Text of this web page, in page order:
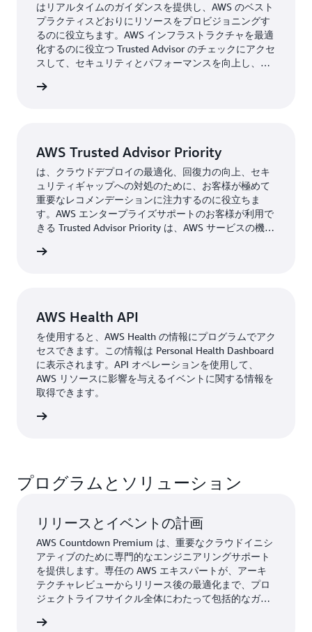
はリアルタイムのガイダンスを提供し、AWS のベスト
プラクティスどおりにリソースをプロビジョニングす
るのに役立ちます。AWS インフラストラクチャを最適
化するのに役立つ Trusted Advisor のチェックにアクセ
スして、セキュリティとパフォーマンスを向上し、総
す。
AWS Trusted Advisor Priority
は、クラウドデプロイの最適化、回復力の向上、セキ
ュリティギャップへの対処のために、お客様が極めて
重要なレコメンデーションに注力するのに役立ちま
す。AWS エンタープライズサポートのお客様が利用で
きる Trusted Advisor Priority は、AWS サービスの機械
チームからの優先順位付けされたコンテキストに基づ
AWS Health API
を使用すると、AWS Health の情報にプログラムでアク
セスできます。この情報は Personal Health Dashboard
に表示されます。API オペレーションを使用して、
AWS リソースに影響を与えるイベントに関する情報を
取得できます。
プログラムとソリューション
リリースとイベントの計画
AWS Countdown Premium は、重要なクラウドイニシ
アティブのために専門的なエンジニアリングサポート
を提供します。専任の AWS エキスパートが、アーキ
テクチャレビューからリリース後の最適化まで、プロ
ジェクトライフサイクル全体にわたって包括的なガイ